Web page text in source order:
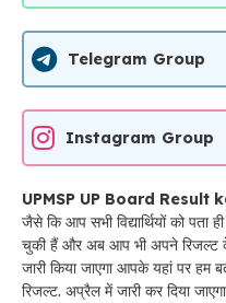
Telegram Group
Instagram Group
UPMSP UP Board Result
जैसे कि आप सभी विद्यार्थियों को पता ही
चुकी हैं और अब आप भी अपने रिजल्ट के
जारी किया जाएगा आपके यहां पर हम
रिजल्ट. अप्रैल में जारी कर दिया